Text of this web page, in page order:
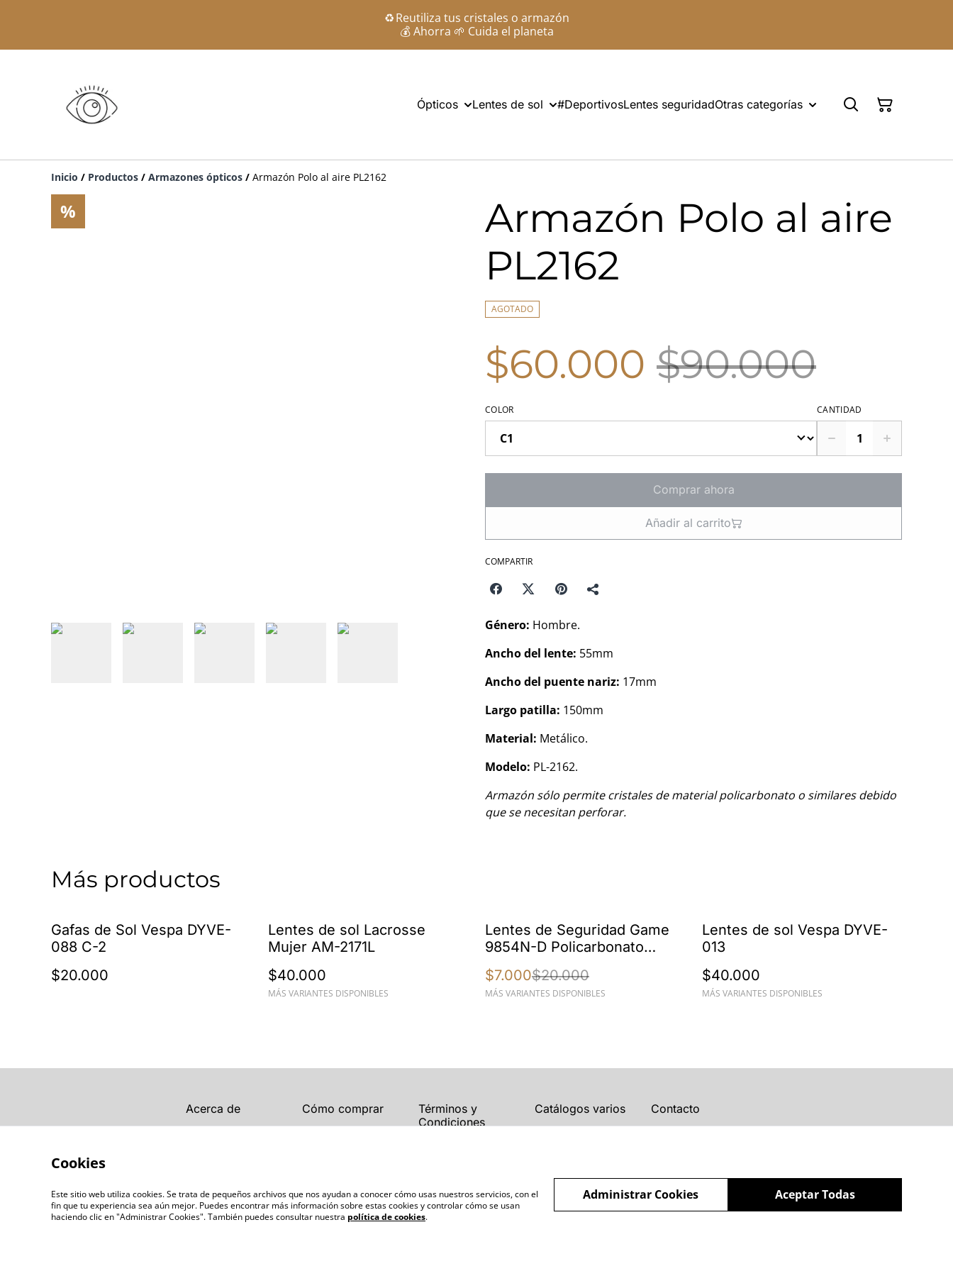
♻️ Reutiliza tus cristales o armazón
💰 Ahorra 🌱 Cuida el planeta
Ópticos Lentes de sol #DeportivosLentes seguridadOtras categorías
Inicio / Productos / Armazones ópticos / Armazón Polo al aire PL2162
%
Armazón Polo al aire
PL2162
AGOTADO
$60.000 $90.000
COLOR CANTIDAD
Comprar ahora
Añadir al carrito
COMPARTIR
Género: Hombre.
Ancho del lente: 55mm
Ancho del puente nariz: 17mm
Largo patilla: 150mm
Material: Metálico.
Modelo: PL-2162.
Armazón sólo permite cristales de material policarbonato o similares debido
que se necesitan perforar.
Más productos
Gafas de Sol Vespa DYVE-
088 C-2
$20.000
Lentes de sol Lacrosse
Mujer AM-2171L
$40.000
MÁS VARIANTES DISPONIBLES
%
Lentes de Seguridad Game
9854N-D Policarbonato
UV400
$7.000$20.000
MÁS VARIANTES DISPONIBLES
Lentes de sol Vespa DYVE-
013
$40.000
MÁS VARIANTES DISPONIBLES
Acerca de Cómo comprar
Términos y
Condiciones
Catálogos varios Contacto
Cookies
Este sitio web utiliza cookies. Se trata de pequeños archivos que nos ayudan a conocer cómo usas nuestros servicios, con el
fin que tu experiencia sea aún mejor. Puedes encontrar más información sobre estas cookies y controlar cómo se usan
haciendo clic en "Administrar Cookies". También puedes consultar nuestra política de cookies.
Aceptar Todas
Administrar Cookies